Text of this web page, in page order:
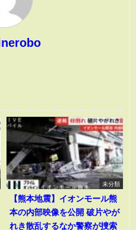
未分類
【熊本地震】イオンモール熊
本の内部映像を公開 破片やが
れき散乱するなか警察が捜索